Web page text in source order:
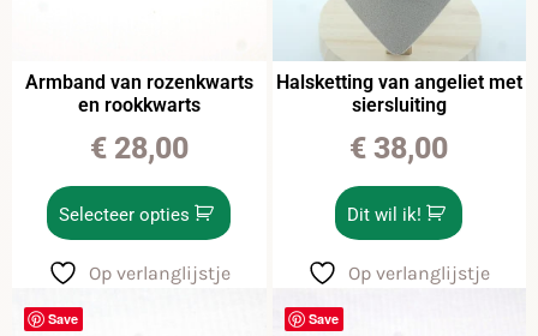
Armband van rozenkwarts
en rookkwarts
€28,00
Selecteer opties
Op verlanglijstje
Halsketting van angeliet met
siersluiting
€ 38,00
Dit wil ik!
Op verlanglijstje
Save Save